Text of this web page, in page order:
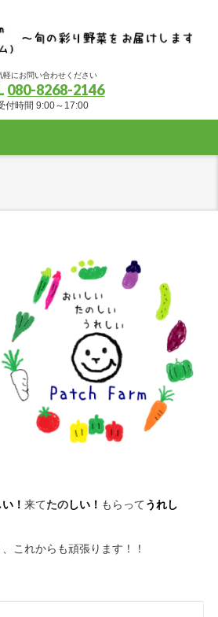
軽にお問い合わせください
080-8268-2146
付時間 9:00～17:00
い！来てたのしい！ もらってうれし
これからも頑張ります！！